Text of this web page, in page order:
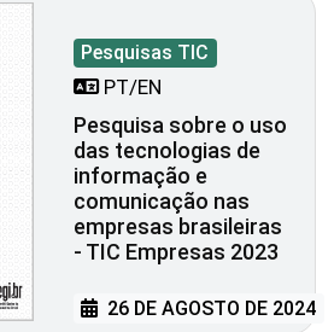
Pesquisas TIC
PT/EN
Pesquisa sobre o uso
das tecnologias de
informação e
comunicação nas
empresas brasileiras
- TIC Empresas 2023
26 DE AGOSTO DE 2024